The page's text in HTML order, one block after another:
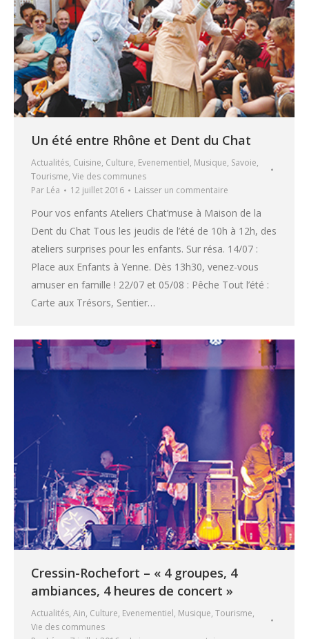
Un été entre Rhône et Dent du Chat
Actualités, Cuisine, Culture, Evenementiel, Musique, Savoie,
Tourisme, Vie des communes
Par Léa 12 juillet 2016 Laisser un commentaire
Pour vos enfants Ateliers Chat’muse à Maison de la
Dent du Chat Tous les jeudis de l’été de 10h à 12h, des
ateliers surprises pour les enfants. Sur résa. 14/07 :
Place aux Enfants à Yenne. Dès 13h30, venez-vous
amuser en famille ! 22/07 et 05/08 : Pêche Tout l’été :
Carte aux Trésors, Sentier…
Cressin-Rochefort – « 4 groupes, 4
ambiances, 4 heures de concert »
Actualités, Ain, Culture, Evenementiel, Musique, Tourisme,
Vie des communes